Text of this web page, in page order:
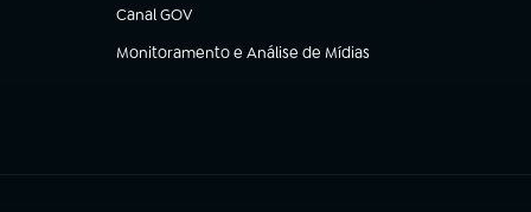
Canal GOV
(abre em nova aba)
Monitoramento e Análise de Mídias
(abre em nova aba)